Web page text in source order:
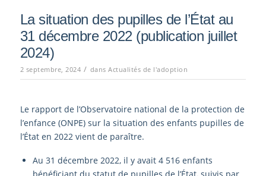
La situation des pupilles de l’État au
31 décembre 2022 (publication juillet
2024)
2 septembre, 2024 / dansActualités de l'adoption
Le rapport de l’Observatoire national de la protection de
l’enfance (ONPE) sur la situation des enfants pupilles de
l’État en 2022 vient de paraître.
Au 31 décembre 2022, il y avait 4 516 enfants
bénéficiant du statut de pupilles de l’État, suivis par